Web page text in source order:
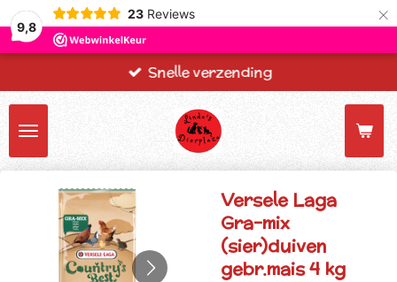
9,8
23 Reviews ×
Snelle verzending
Versele Laga
Gra-mix
(sier)duiven
gebr.mais 4 kg